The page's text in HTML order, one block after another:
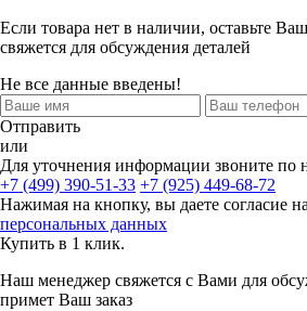
Если товара нет в наличии, оставьте
свяжется для обсуждения деталей
Не все данные введены!
Отправить
или
Для уточнения информации звоните по
+7 (499) 390-51-33 +7 (925) 449-68-72
Нажимая на кнопку, вы даете согласие
персональных данных
Купить в 1 клик.
Наш менеджер свяжется с Вами для
примет Ваш заказ